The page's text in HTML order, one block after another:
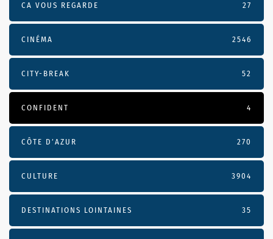
CA VOUS REGARDE 27
CINÉMA 2546
CITY-BREAK 52
CONFIDENT 4
CÔTE D’AZUR 270
CULTURE 3904
DESTINATIONS LOINTAINES 35